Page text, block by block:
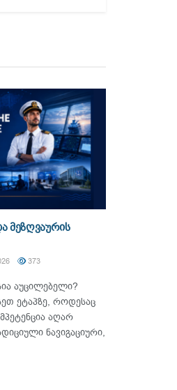
მეზღვაურის
373
აუცილებელი?
ეტაპზე, როდესაც
აღარ
ნავიგაციური,